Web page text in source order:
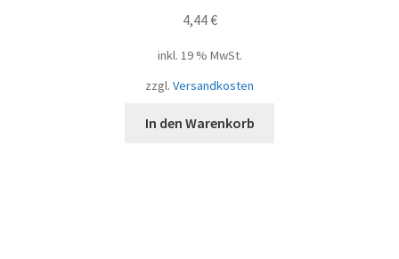
4,44€
inkl. 19 % MwSt.
zzgl. Versandkosten
In den Warenkorb